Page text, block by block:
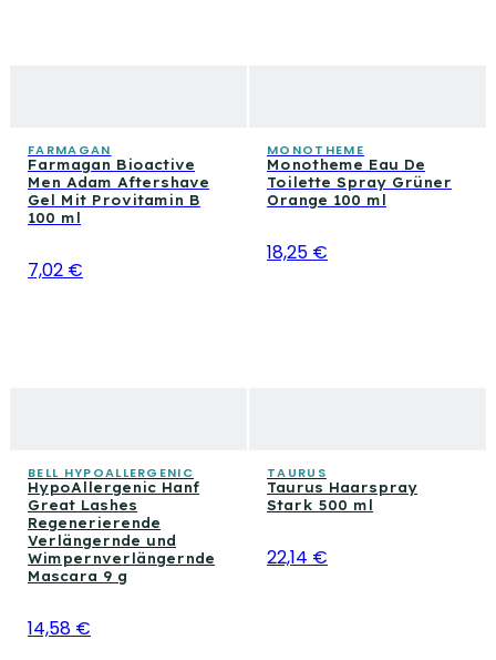
FARMAGAN
Farmagan Bioactive
Men Adam Aftershave
Gel Mit Provitamin B
100 ml
7,02 €
MONOTHEME
Monotheme Eau De
Toilette Spray Grüner
Orange 100 ml
18,25 €
BELL HYPOALLERGENIC
HypoAllergenic Hanf
Great Lashes
Regenerierende
Verlängernde und
Wimpernverlängernde
Mascara 9 g
14,58 €
TAURUS
Taurus Haarspray
Stark 500 ml
22,14 €